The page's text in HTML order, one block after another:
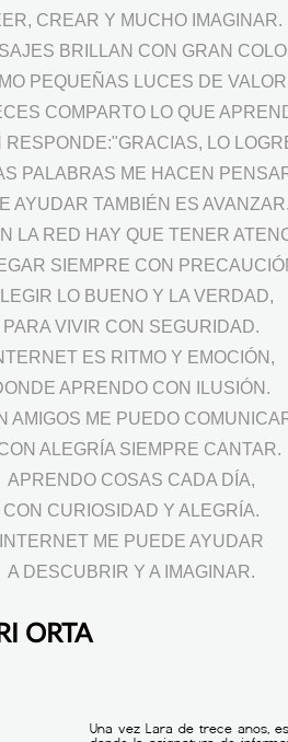
CREAR Y MUCHO IMAGINAR.
BRILLAN CON GRAN
PEQUEÑAS LUCES DE
COMPARTO LO QUE
RESPONDE:"GRACIAS, LO
PALABRAS ME HACEN
AYUDAR TAMBIÉN ES AVANZAR.
LA RED HAY QUE TENER
SIEMPRE CON
LO BUENO Y LA VERDAD,
PARA VIVIR CON SEGURIDAD.
ES RITMO Y EMOCIÓN,
APRENDO CON ILUSIÓN.
AMIGOS ME PUEDO
ALEGRÍA SIEMPRE CANTAR.
APRENDO COSAS CADA DÍA,
CON CURIOSIDAD Y ALEGRÍA.
INTERNET ME PUEDE AYUDAR
A DESCUBRIR Y A IMAGINAR.
ORTA